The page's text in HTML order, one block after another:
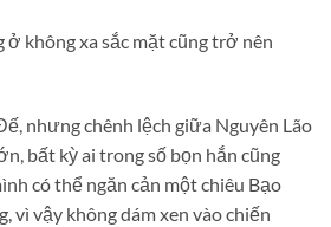
ở không xa sắc mặt cũng trở nên
nhưng chênh lệch giữa Nguyên Lão
bất kỳ ai trong số bọn hắn cũng
có thể ngăn cản một chiêu Bạo
vì vậy không dám xen vào chiến